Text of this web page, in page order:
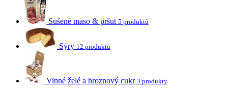
Sušené maso & pršut 5 produktů
Sýry 12 produktů
Vinné želé a hroznový cukr 3 produkty